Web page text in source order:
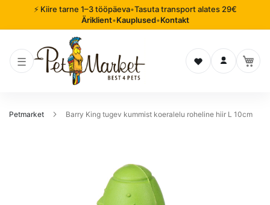
⚡ Kiire tarne 1–3 tööpäeva•Tasuta transport alates 29€
Äriklient•Kauplused•Kontakt
Soovinimekiri
Logi sisse
Petmarket Barry King tugev kummist koeralelu roheline hiir L 10cm